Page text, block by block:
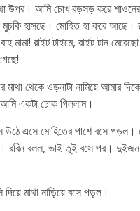
উপর। আমি চোখ বড়সড় করে শাওনের
মুচকি হাসছে। মোহিত হা করে আছে।
মামা! রাইট টাইমে, রাইট টান
মাথা থেকে ওড়নাটা নামিয়ে আমার
একটা ঢোক গিললাম।
উঠে এসে মোহিতের পাশে বসে পড়ল।
রবিন বলল, ভাই তুই বসে পর।
দিয়ে মাথা নাড়িয়ে বসে পড়ল।